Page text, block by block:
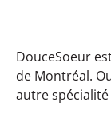
DouceSoeur
de Montréal.
autre spécialité